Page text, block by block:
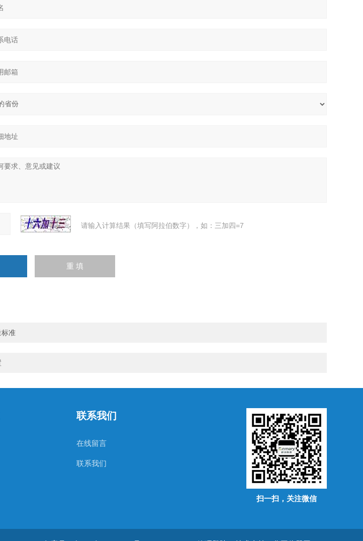
请输入计算结果（填写阿拉伯数字），如：三加四=7
准
联系我们
在线留言
联系我们
扫一扫，关注微信